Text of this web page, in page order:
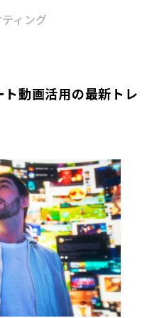
ィング
動画活用の最新トレ